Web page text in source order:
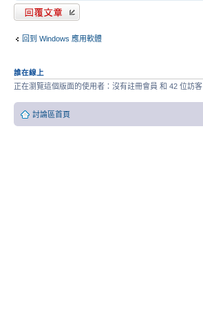
發表回覆
回到 Windows 應用軟體
誰在線上
正在瀏覽這個版面的使用者：沒有註冊會員 和 42 位訪客
討論區首頁